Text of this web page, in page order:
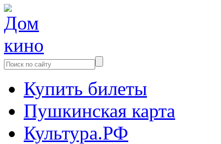
Купить билеты
Пушкинская карта
Культура.РФ